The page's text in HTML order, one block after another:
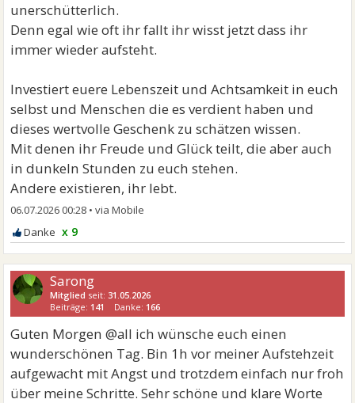
unerschütterlich.
Denn egal wie oft ihr fallt ihr wisst jetzt dass ihr
immer wieder aufsteht.
Investiert euere Lebenszeit und Achtsamkeit in euch
selbst und Menschen die es verdient haben und
dieses wertvolle Geschenk zu schätzen wissen.
Mit denen ihr Freude und Glück teilt, die aber auch
in dunkeln Stunden zu euch stehen.
Andere existieren, ihr lebt.
06.07.2026 00:28 •
x 9
Sarong
Mitglied seit:31.05.2026
Beiträge: 141 Danke: 166
Guten Morgen @all ich wünsche euch einen
wunderschönen Tag. Bin 1h vor meiner Aufstehzeit
aufgewacht mit Angst und trotzdem einfach nur froh
über meine Schritte. Sehr schöne und klare Worte